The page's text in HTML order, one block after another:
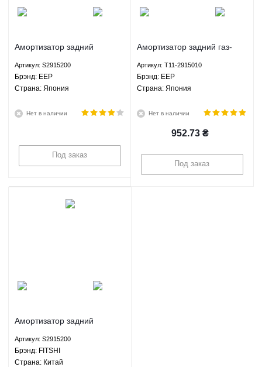
Амортизатор задний
X60 EEP S2915200
Артикул: S2915200
Брэнд: EEP
Страна: Япония
Нет в наличии
Под заказ
Амортизатор задний газ-
2915010
Артикул: T11-2915010
Брэнд: EEP
Страна: Япония
Нет в наличии
952.73 ₴
Под заказ
Амортизатор задний
Лифан X60 FITSHI
S2915200
Артикул: S2915200
Брэнд: FITSHI
Страна: Китай